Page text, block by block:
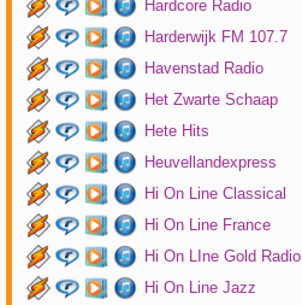
Hardcore Radio
Harderwijk FM 107.7
Havenstad Radio
Het Zwarte Schaap
Hete Hits
Heuvellandexpress
Hi On Line Classical
Hi On Line France
Hi On LIne Gold Radio
Hi On Line Jazz